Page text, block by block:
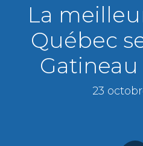
La
Québec
Gatineau
23